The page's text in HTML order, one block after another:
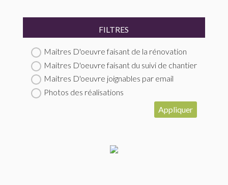
FILTRES
Maitres D'oeuvre faisant de la rénovation
Maitres D'oeuvre faisant du suivi de chantier
Maitres D'oeuvre joignables par email
Photos des réalisations
Appliquer